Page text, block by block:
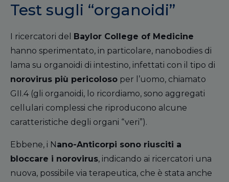
Test sugli “organoidi”
I ricercatori del Baylor College of Medicine
hanno sperimentato, in particolare, nanobodies di
lama su organoidi di intestino, infettati con il tipo di
norovirus più pericoloso per l’uomo, chiamato
GII.4 (gli organoidi, lo ricordiamo, sono aggregati
cellulari complessi che riproducono alcune
caratteristiche degli organi “veri”).
Ebbene, i Nano-Anticorpi sono riusciti a
bloccare i norovirus, indicando ai ricercatori una
nuova, possibile via terapeutica, che è stata anche